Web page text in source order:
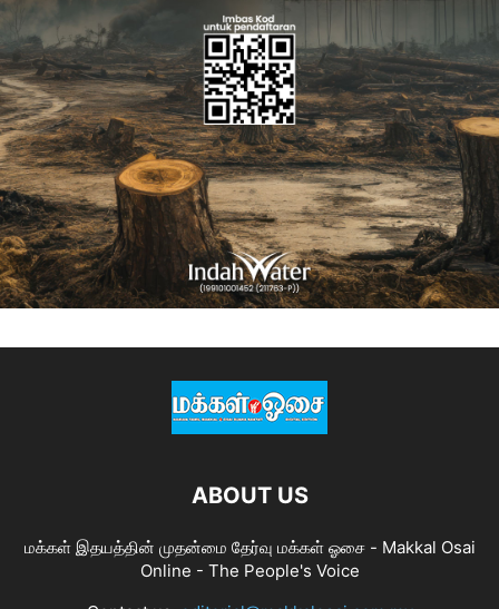
ABOUT US
மக்கள் இதயத்தின் முதன்மை தேர்வு மக்கள் ஓசை - Makkal Osai
Online - The People's Voice